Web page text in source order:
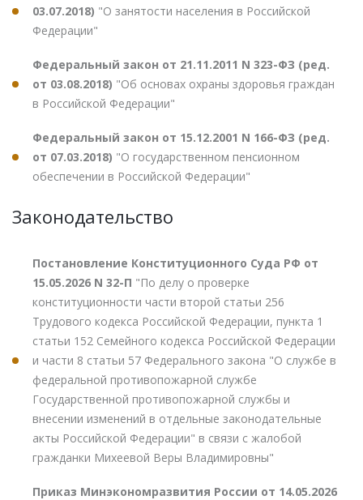
03.07.2018) "О занятости населения в Российской
Федерации"
Федеральный закон от 21.11.2011 N 323-ФЗ (ред.
от 03.08.2018) "Об основах охраны здоровья граждан
в Российской Федерации"
Федеральный закон от 15.12.2001 N 166-ФЗ (ред.
от 07.03.2018) "О государственном пенсионном
обеспечении в Российской Федерации"
Законодательство
Постановление Конституционного Суда РФ от
15.05.2026 N 32-П "По делу о проверке
конституционности части второй статьи 256
Трудового кодекса Российской Федерации, пункта 1
статьи 152 Семейного кодекса Российской Федерации
и части 8 статьи 57 Федерального закона "О службе в
федеральной противопожарной службе
Государственной противопожарной службы и
внесении изменений в отдельные законодательные
акты Российской Федерации" в связи с жалобой
гражданки Михеевой Веры Владимировны"
Приказ Минэкономразвития России от 14.05.2026